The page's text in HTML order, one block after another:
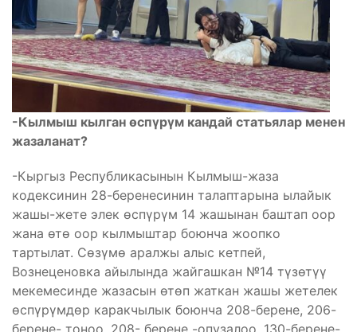
-Кылмыш кылган өспүрүм кандай статьялар менен
жазаланат?
-Кыргыз Республикасынын Кылмыш-жаза
кодексинин 28-беренесинин талаптарына ылайык
жашы-жете элек өспүрүм 14 жашынан баштап оор
жана өтө оор кылмыштар боюнча жоопко
тартылат. Сөзүмө аралжы алыс кетпей,
Вознеценовка айылында жайгашкан №14 түзөтүү
мекемесинде жазасын өтөп жаткан жашы жетелек
өспүрүмдөр каракчылык боюнча 208-берене, 206-
берене- тоноо, 208- берене -опузалоо, 130-берене-